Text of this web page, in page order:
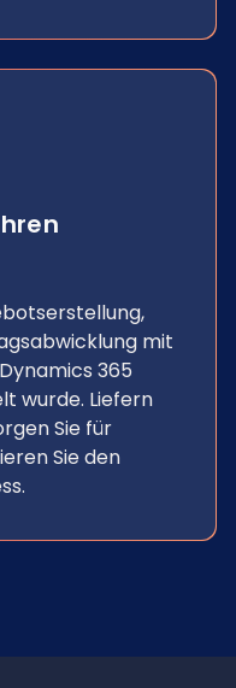
mit
365
wurde. Liefern
Sie für
Sie den